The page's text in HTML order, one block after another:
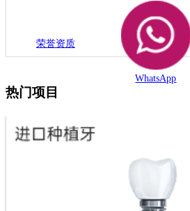
荣誉资质
WhatsApp
热门项目